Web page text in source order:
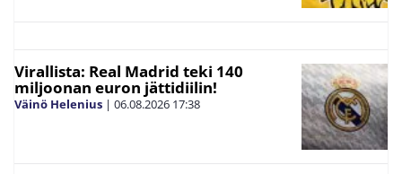
Virallista: Real Madrid teki 140
miljoonan euron jättidiilin!
Väinö Helenius | 06.08.2026 17:38